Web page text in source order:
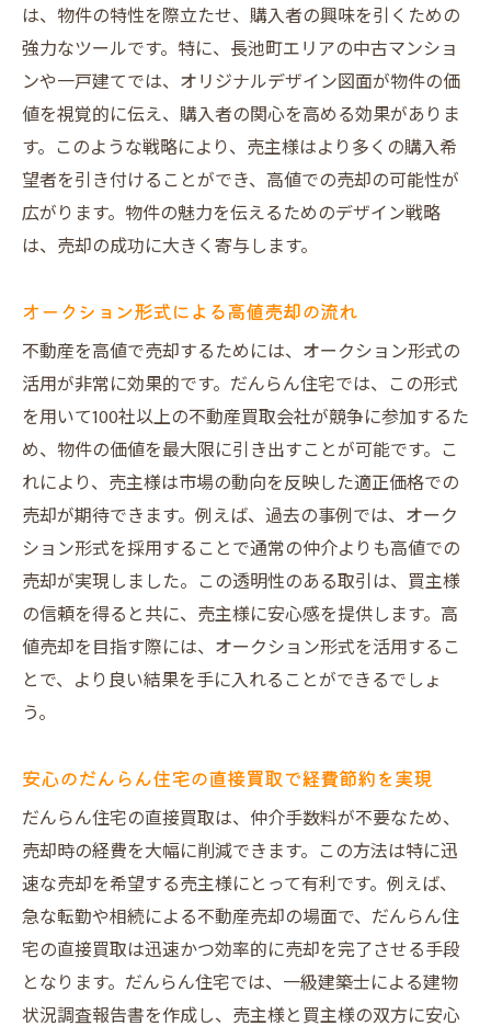
は、物件の特性を際立たせ、購入者の興味を引くための
強力なツールです。特に、長池町エリアの中古マンショ
ンや一戸建てでは、オリジナルデザイン図面が物件の価
値を視覚的に伝え、購入者の関心を高める効果がありま
す。このような戦略により、売主様はより多くの購入希
望者を引き付けることができ、高値での売却の可能性が
広がります。物件の魅力を伝えるためのデザイン戦略
は、売却の成功に大きく寄与します。
オークション形式による高値売却の流れ
不動産を高値で売却するためには、オークション形式の
活用が非常に効果的です。だんらん住宅では、この形式
を用いて100社以上の不動産買取会社が競争に参加するた
め、物件の価値を最大限に引き出すことが可能です。こ
れにより、売主様は市場の動向を反映した適正価格での
売却が期待できます。例えば、過去の事例では、オーク
ション形式を採用することで通常の仲介よりも高値での
売却が実現しました。この透明性のある取引は、買主様
の信頼を得ると共に、売主様に安心感を提供します。高
値売却を目指す際には、オークション形式を活用するこ
とで、より良い結果を手に入れることができるでしょ
う。
安心のだんらん住宅の直接買取で経費節約を実現
だんらん住宅の直接買取は、仲介手数料が不要なため、
売却時の経費を大幅に削減できます。この方法は特に迅
速な売却を希望する売主様にとって有利です。例えば、
急な転勤や相続による不動産売却の場面で、だんらん住
宅の直接買取は迅速かつ効率的に売却を完了させる手段
となります。だんらん住宅では、一級建築士による建物
状況調査報告書を作成し、売主様と買主様の双方に安心